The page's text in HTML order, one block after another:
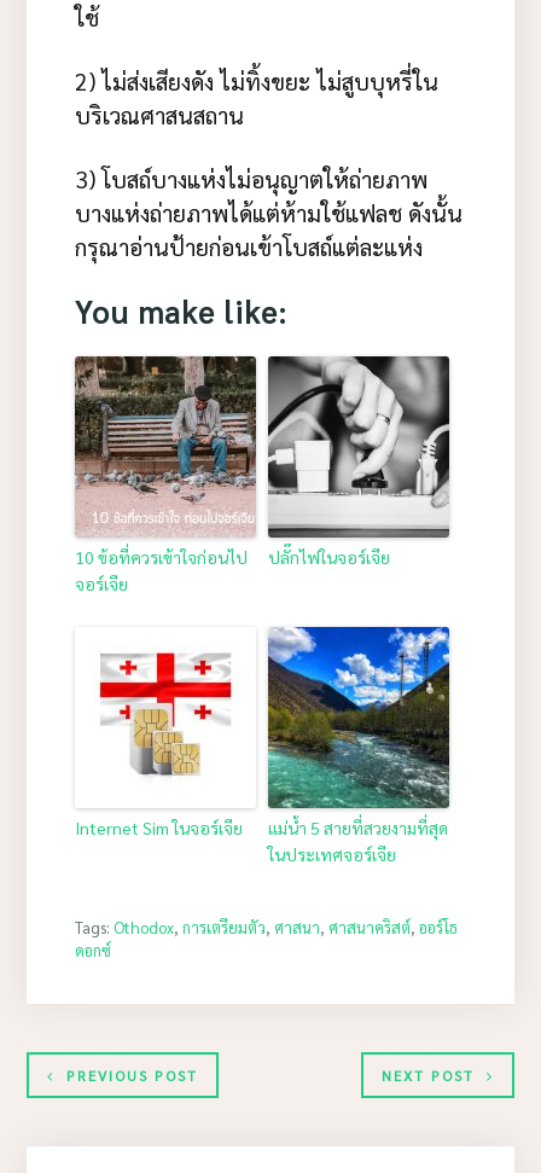
ใช้
2) ไม่ส่งเสียงดัง ไม่ทิ้งขยะ ไม่สูบบุหรี่ใน
บริเวณศาสนสถาน
3) โบสถ์บางแห่งไม่อนุญาตให้ถ่ายภาพ
บางแห่งถ่ายภาพได้แต่ห้ามใช้แฟลช ดังนั้น
กรุณาอ่านป้ายก่อนเข้าโบสถ์แต่ละแห่ง
You make like:
10 ข้อที่ควรเข้าใจก่อนไป
จอร์เจีย
ปลั๊กไฟในจอร์เจีย
Internet Sim ในจอร์เจีย
แม่น้ำ 5 สายที่สวยงามที่สุด
ในประเทศจอร์เจีย
Tags: Othodox,การเตรียมตัว, ศาสนา, ศาสนาคริสต์,ออร์โธ
ดอกซ์
PREVIOUS POST NEXT POST